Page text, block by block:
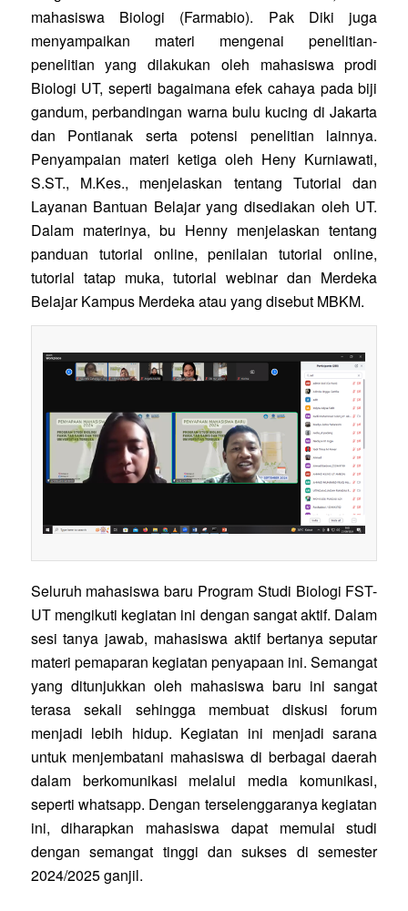
mahasiswa Biologi (Farmabio). Pak Diki juga
menyampaikan materi mengenai penelitian-
penelitian yang dilakukan oleh mahasiswa prodi
Biologi UT, seperti bagaimana efek cahaya pada biji
gandum, perbandingan warna bulu kucing di Jakarta
dan Pontianak serta potensi penelitian lainnya.
Penyampaian materi ketiga oleh Heny Kurniawati,
S.ST., M.Kes., menjelaskan tentang Tutorial dan
Layanan Bantuan Belajar yang disediakan oleh UT.
Dalam materinya, bu Henny menjelaskan tentang
panduan tutorial online, penilaian tutorial online,
tutorial tatap muka, tutorial webinar dan Merdeka
Belajar Kampus Merdeka atau yang disebut MBKM.
Seluruh mahasiswa baru Program Studi Biologi FST-
UT mengikuti kegiatan ini dengan sangat aktif. Dalam
sesi tanya jawab, mahasiswa aktif bertanya seputar
materi pemaparan kegiatan penyapaan ini. Semangat
yang ditunjukkan oleh mahasiswa baru ini sangat
terasa sekali sehingga membuat diskusi forum
menjadi lebih hidup. Kegiatan ini menjadi sarana
untuk menjembatani mahasiswa di berbagai daerah
dalam berkomunikasi melalui media komunikasi,
seperti whatsapp. Dengan terselenggaranya kegiatan
ini, diharapkan mahasiswa dapat memulai studi
dengan semangat tinggi dan sukses di semester
2024/2025 ganjil.